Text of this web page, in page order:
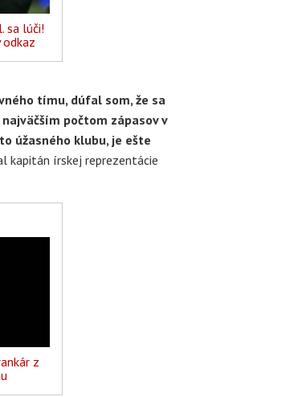
sa lúči!
tímu, dúfal som, že sa
počtom zápasov v
úžasného klubu, je ešte
kapitán írskej reprezentácie
z